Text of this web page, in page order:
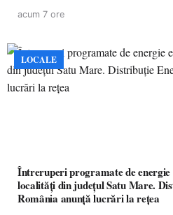
acum 7 ore
LOCALE
Întreruperi programate de
localități din județul Satu Mare.
România anunță lucrări la rețea